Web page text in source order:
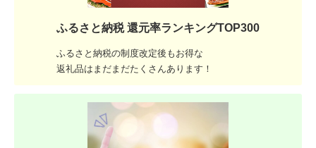
ふるさと納税 還元率ランキングTOP300
ふるさと納税の制度改定後もお得な
返礼品はまだまだたくさんあります！